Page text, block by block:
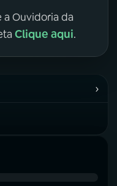
a Ouvidoria da
Clique aqui.
›